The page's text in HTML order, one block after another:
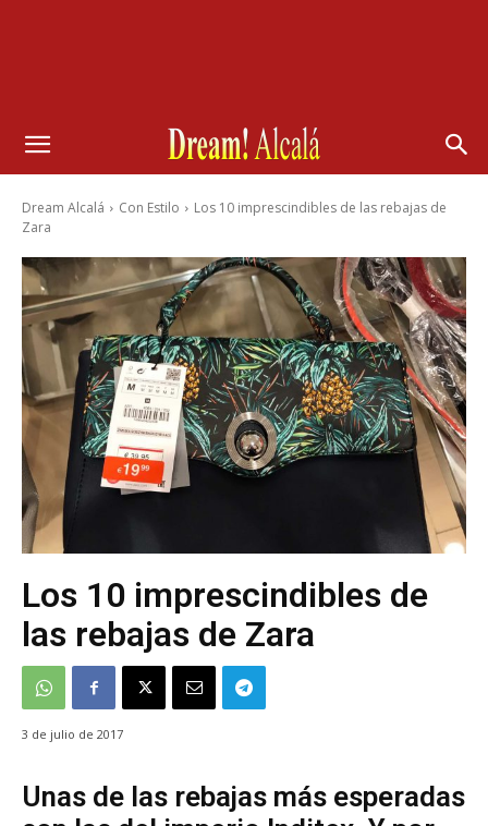
Dream Alcalá Con Estilo
Los 10 imprescindibles de las rebajas de
Zara
Los 10 imprescindibles de
las rebajas de Zara
3 de julio de 2017
Unas de las rebajas más esperadas